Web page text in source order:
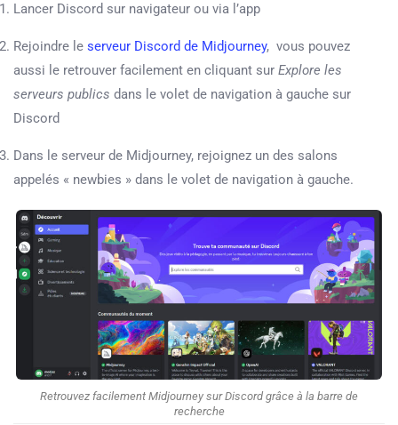
Lancer Discord sur navigateur ou via l’app
Rejoindre le serveur Discord de Midjourney, vous pouvez
aussi le retrouver facilement en cliquant sur Explore les
serveurs publics dans le volet de navigation à gauche sur
Discord
Dans le serveur de Midjourney, rejoignez un des salons
appelés « newbies » dans le volet de navigation à gauche.
Retrouvez facilement Midjourney sur Discord grâce à la barre de
recherche